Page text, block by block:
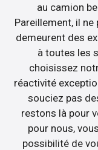
au camion
Pareillement, il
demeurent des
à toutes les
choisissez
réactivité
souciez pas
restons là pour
pour nous,
possibilité de